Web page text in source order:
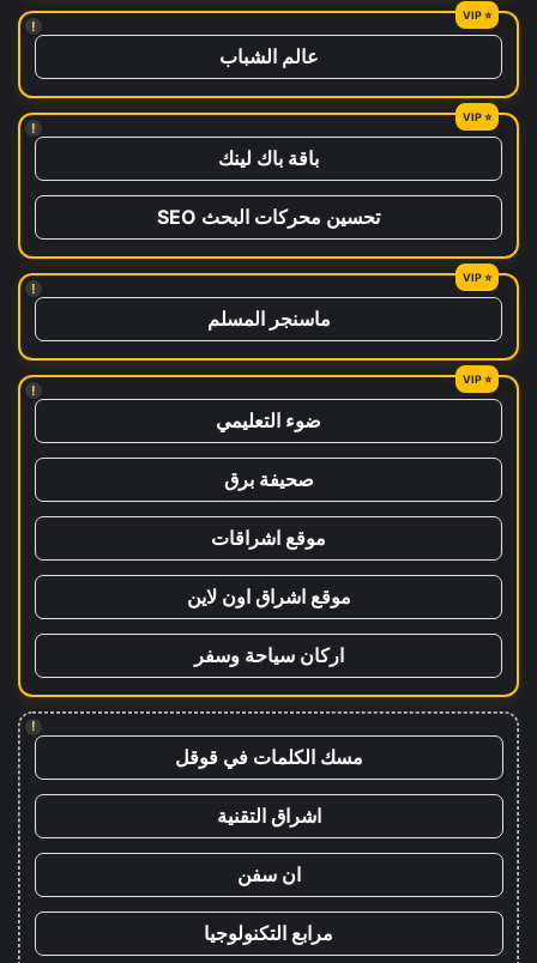
!
عالم الشباب
!
باقة باك لينك
تحسين محركات البحث SEO
!
ماسنجر المسلم
!
ضوء التعليمي
صحيفة برق
موقع اشراقات
موقع اشراق اون لاين
اركان سياحة وسفر
!
مسك الكلمات في قوقل
اشراق التقنية
ان سفن
مرابع التكنولوجيا